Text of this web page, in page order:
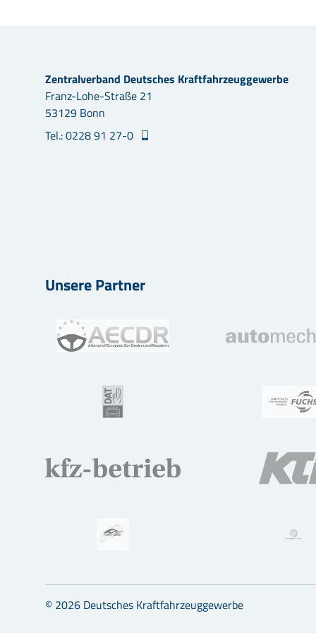
Zentralverband Deutsches Kraftfahrzeuggewerbe
Franz-Lohe-Straße 21
53129 Bonn
Tel.: 0228 91 27-0
Unsere Partner
© 2026 Deutsches Kraftfahrzeuggewerbe